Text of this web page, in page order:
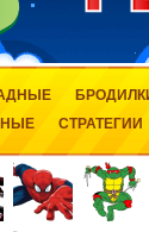
СТРАТЕГИИ